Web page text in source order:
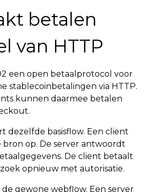
betalen
van HTTP
een open betaalprotocol voor
stablecoinbetalingen via HTTP.
kunnen daarmee betalen
dezelfde basisflow. Een client
op. De server antwoordt
De client betaalt
opnieuw met autorisatie.
gewone webflow. Een server